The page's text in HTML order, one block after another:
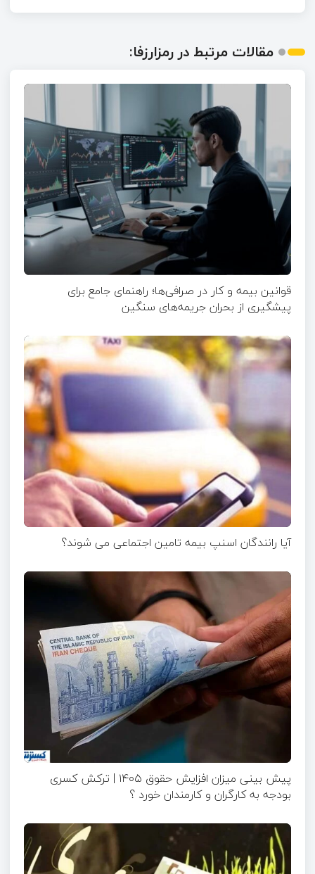
مقالات مرتبط در رمزارزفا:
قوانین بیمه و کار در صرافی‌ها؛ راهنمای جامع برای
پیشگیری از بحران جریمه‌های سنگین
آیا رانندگان اسنپ بیمه تامین اجتماعی می شوند؟
پیش بینی میزان افزایش حقوق ۱۴۰۵ | ترکش کسری
بودجه به کارگران و کارمندان خورد ؟